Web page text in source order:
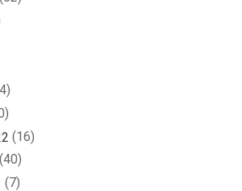
(16)
(40)
(7)